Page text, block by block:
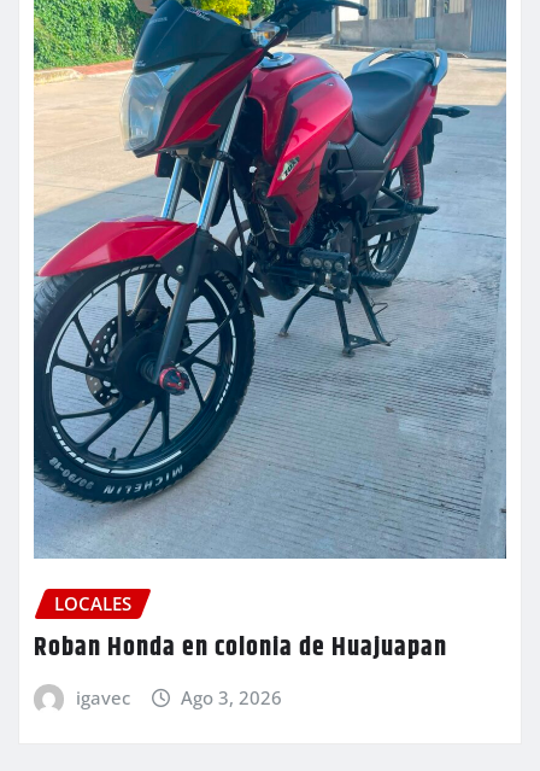
LOCALES
Roban Honda en colonia de Huajuapan
igavec Ago 3, 2026